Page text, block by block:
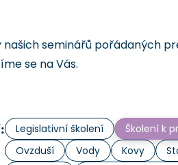
seminářů pořádaných
se na Vás.
Legislativní školení Školení k
Ovzduší
Vody Kovy